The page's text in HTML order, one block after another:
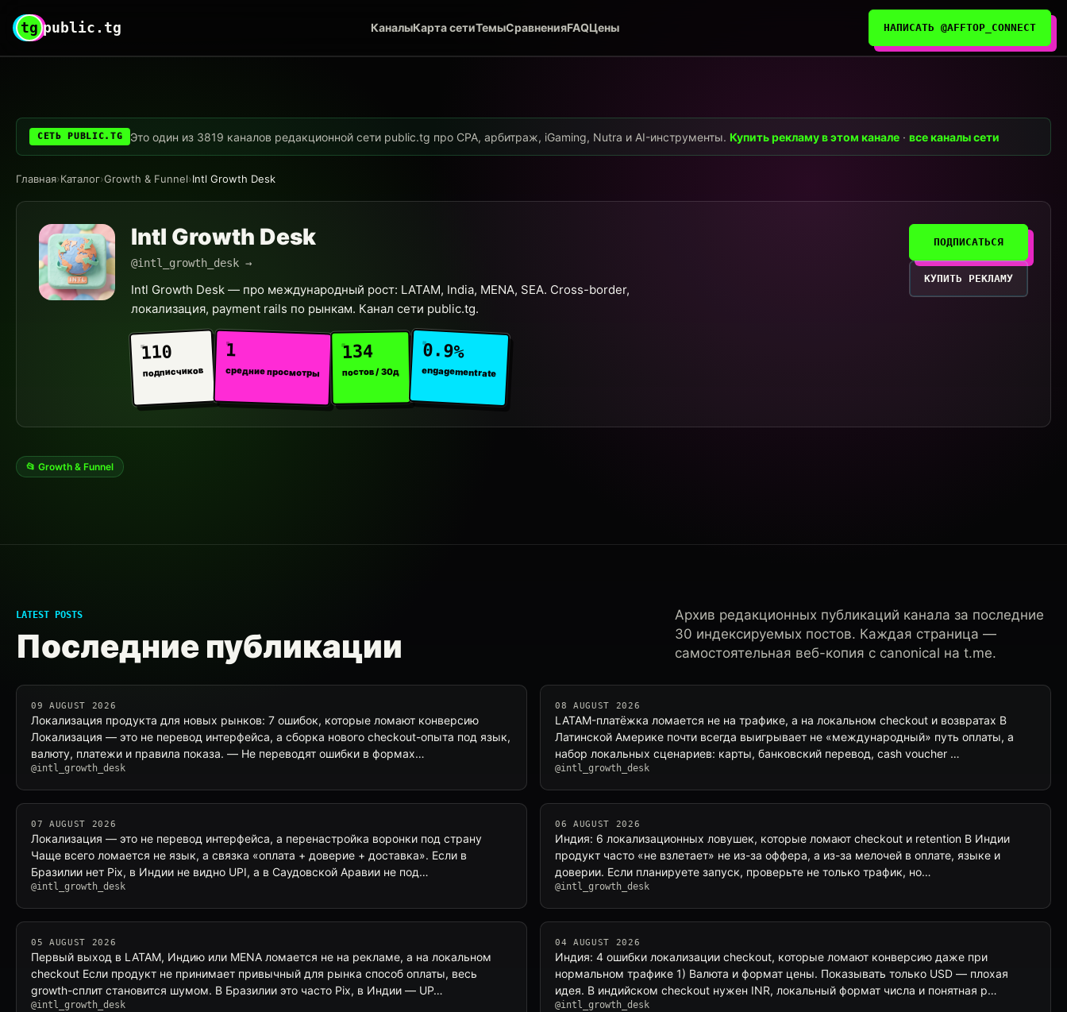
tg public.tg КаналыКарта сетиТемыСравненияFAQЦены НАПИСАТЬ @AFFTOP_CONNECT
СЕТЬ PUBLIC.TG Это один из 3819 каналов редакционной сети public.tg про CPA, арбитраж, iGaming, Nutra и AI-инструменты.Купить рекламу в этом канале ·все каналы сети
Главная›Каталог›Growth & Funnel›Intl Growth Desk
Intl Growth Desk
@intl_growth_desk →
Intl Growth Desk — про международный рост: LATAM, India, MENA, SEA. Cross-border,
локализация, payment rails по рынкам. Канал сети public.tg.
110
подписчиков
1
средние просмотры
134
постов / 30д
0.9%
engagement rate
ПОДПИСАТЬСЯ
КУПИТЬ РЕКЛАМУ
📂 Growth & Funnel
LATEST POSTS
Последние публикации
Архив редакционных публикаций канала за последние
30 индексируемых постов. Каждая страница —
самостоятельная веб-копия с canonical на t.me.
09 AUGUST 2026
Локализация продукта для новых рынков: 7 ошибок, которые ломают конверсию
Локализация — это не перевод интерфейса, а сборка нового checkout-опыта под язык,
валюту, платежи и правила показа. — Не переводят ошибки в формах…
@intl_growth_desk
08 AUGUST 2026
LATAM-платёжка ломается не на трафике, а на локальном checkout и возвратах В
Латинской Америке почти всегда выигрывает не «международный» путь оплаты, а
набор локальных сценариев: карты, банковский перевод, cash voucher …
@intl_growth_desk
07 AUGUST 2026
Локализация — это не перевод интерфейса, а перенастройка воронки под страну
Чаще всего ломается не язык, а связка «оплата + доверие + доставка». Если в
Бразилии нет Pix, в Индии не видно UPI, а в Саудовской Аравии не под…
@intl_growth_desk
06 AUGUST 2026
Индия: 6 локализационных ловушек, которые ломают checkout и retention В Индии
продукт часто «не взлетает» не из-за оффера, а из-за мелочей в оплате, языке и
доверии. Если планируете запуск, проверьте не только трафик, но…
@intl_growth_desk
05 AUGUST 2026
Первый выход в LATAM, Индию или MENA ломается не на рекламе, а на локальном
checkout Если продукт не принимает привычный для рынка способ оплаты, весь
growth-сплит становится шумом. В Бразилии это часто Pix, в Индии — UP…
@intl_growth_desk
04 AUGUST 2026
Индия: 4 ошибки локализации checkout, которые ломают конверсию даже при
нормальном трафике 1) Валюта и формат цены. Показывать только USD — плохая
идея. В индийском checkout нужен INR, локальный формат числа и понятная р…
@intl_growth_desk